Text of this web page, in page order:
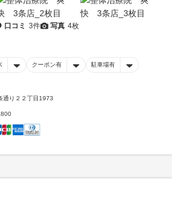
口コミ 3件 写真 4枚
クーポン有 駐車場有
通り２２丁目1973